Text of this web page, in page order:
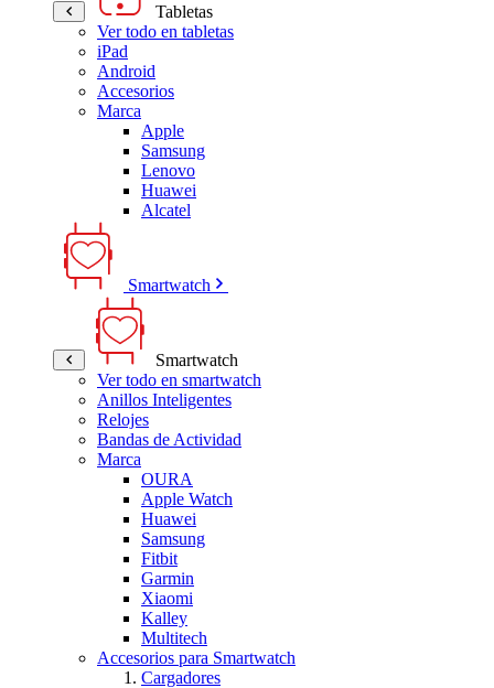
Tabletas
Ver todo en tabletas
iPad
Android
Accesorios
Marca
Apple
Samsung
Lenovo
Huawei
Alcatel
Smartwatch
Smartwatch
Ver todo en smartwatch
Anillos Inteligentes
Relojes
Bandas de Actividad
Marca
OURA
Apple Watch
Huawei
Samsung
Fitbit
Garmin
Xiaomi
Kalley
Multitech
Accesorios para Smartwatch
Cargadores